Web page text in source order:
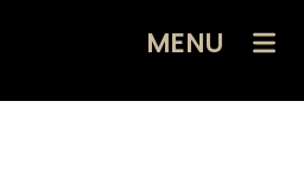
MENU